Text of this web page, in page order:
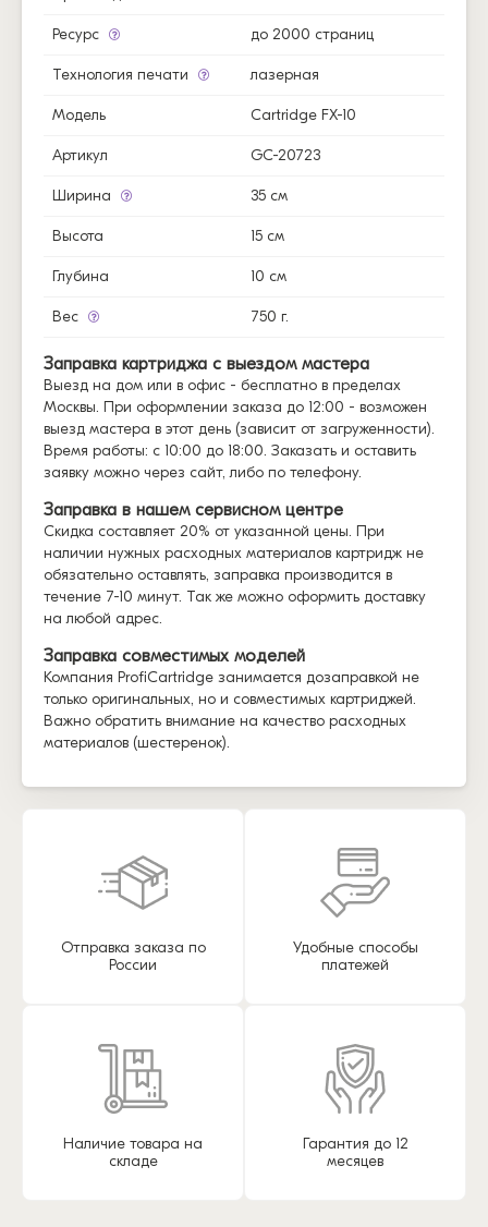
Ресурс до 2000 страниц
Технология печати лазерная
Модель Cartridge FX-10
Артикул GC-20723
Ширина 35 см
Высота 15 см
Глубина 10 см
Вес 750 г.
Заправка картриджа с выездом мастера
Выезд на дом или в офис - бесплатно в пределах
Москвы. При оформлении заказа до 12:00 - возможен
выезд мастера в этот день (зависит от загруженности).
Время работы: с 10:00 до 18:00. Заказать и оставить
заявку можно через сайт, либо по телефону.
Заправка в нашем сервисном центре
Скидка составляет 20% от указанной цены. При
наличии нужных расходных материалов картридж не
обязательно оставлять, заправка производится в
течение 7-10 минут. Так же можно оформить доставку
на любой адрес.
Заправка совместимых моделей
Компания ProfiCartridge занимается дозаправкой не
только оригинальных, но и совместимых картриджей.
Важно обратить внимание на качество расходных
материалов (шестеренок).
Отправка заказа по
России
Удобные способы
платежей
Наличие товара на
складе
Гарантия до 12
месяцев